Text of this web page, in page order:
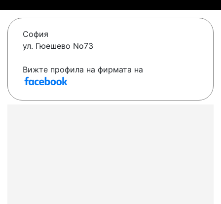
София
ул. Гюешево No73
Вижте профила на фирмата на